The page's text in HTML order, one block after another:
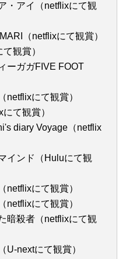
・アイ（netflixにて観
（netflixにて観賞）
観賞）
ーガガFIVE FOOT
netflixにて観賞）
て観賞）
diary Voyage（netflix
インド（Huluにて観
netflixにて観賞）
netflixにて観賞）
暗殺者（netflixにて観
U-nextにて観賞）